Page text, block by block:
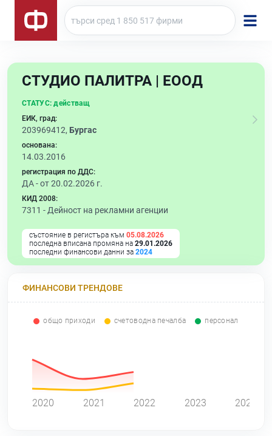
СТУДИО ПАЛИТРА | ЕООД
СТАТУС: действащ
ЕИК, град:
203969412, Бургас
основана:
14.03.2016
регистрация по ДДС:
ДА - от 20.02.2026 г.
КИД 2008:
7311 - Дейност на рекламни агенции
състояние в регистъра към 05.08.2026
последна вписана промяна на 29.01.2026
последни финансови данни за 2024
ФИНАНСОВИ ТРЕНДОВЕ
общо приходи счетоводна печалба персонал
2020 2021 2022 2023 2024